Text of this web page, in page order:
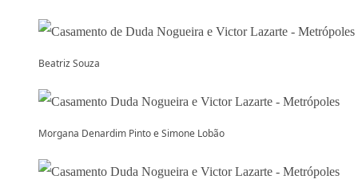
Beatriz Souza
Morgana Denardim Pinto e Simone Lobão